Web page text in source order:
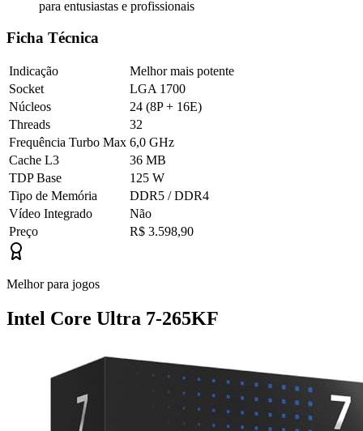
para entusiastas e profissionais
Ficha Técnica
Indicação
Melhor mais potente
Socket
LGA 1700
Núcleos
24 (8P + 16E)
Threads
32
Frequência Turbo Max 6,0 GHz
Cache L3
36 MB
TDP Base
125 W
Tipo de Memória
DDR5 / DDR4
Vídeo Integrado
Não
Preço
R$ 3.598,90
Melhor para jogos
Intel Core Ultra 7-265KF